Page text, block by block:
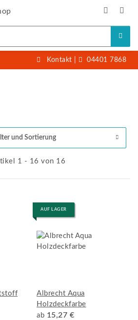
Kontakt 04401 7868
und Sortierung
1 - 16 von 16
AUF LAGER
Albrecht Aqua
Holzdeckfarbe
ab 15,27 €